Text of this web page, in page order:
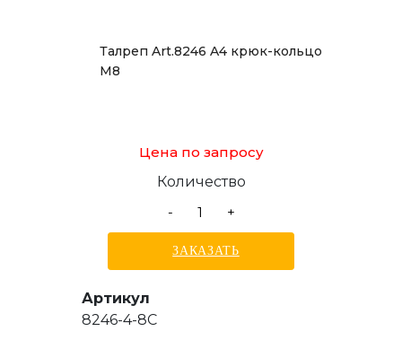
Талреп Art.8246 A4 крюк-кольцо
М8
Цена по запросу
Количество
-
+
ЗАКАЗАТЬ
Артикул
8246-4-8С